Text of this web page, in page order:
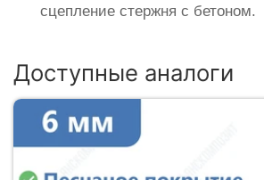
сцепление стержня с бетоном.
Доступные аналоги